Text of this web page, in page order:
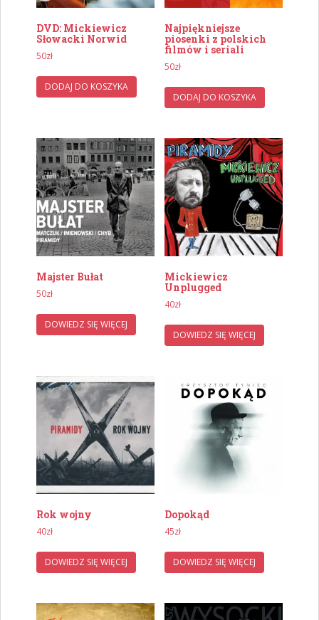
DVD: Mickiewicz
Słowacki Norwid
50zł
DODAJ DO KOSZYKA
Najpiękniejsze
piosenki z polskich
filmów i seriali
50zł
DODAJ DO KOSZYKA
Majster Bułat
50zł
DOWIEDZ SIĘ WIĘCEJ
Mickiewicz
Unplugged
40zł
DOWIEDZ SIĘ WIĘCEJ
Rok wojny
40zł
DOWIEDZ SIĘ WIĘCEJ
Dopokąd
45zł
DOWIEDZ SIĘ WIĘCEJ